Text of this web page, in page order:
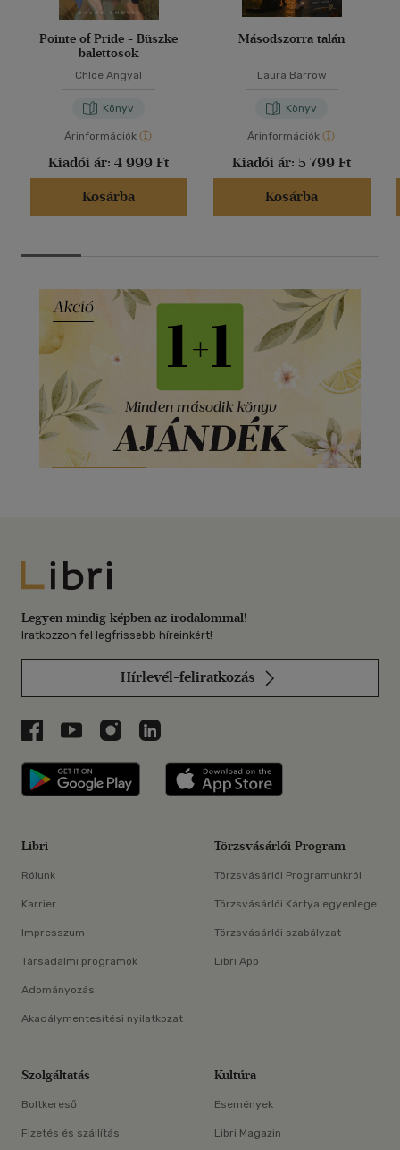
Pointe of Pride - Büszke
balettosok
Chloe Angyal
Könyv
Árinformációk
Kiadói ár: 4 999 Ft
Kosárba
Másodszorra talán
Laura Barrow
Könyv
Árinformációk
Kiadói ár: 5 799 Ft
Kosárba
Libri
Legyen mindig képben az irodalommal!
Iratkozzon fel legfrissebb híreinkért!
Hírlevél-feliratkozás
Libri a Facebookon
Libri a Youtube-on
Libri az Instagramon
Libri a LinkedInen
Libri applikáció Szerezd meg: Google
Libri
Rólunk
Karrier
Impresszum
Társadalmi programok
Adományozás
Akadálymentesítési nyilatkozat
Törzsvásárlói Program
Törzsvásárlói Programunkról
Törzsvásárlói Kártya egyenlege
Törzsvásárlói szabályzat
Libri App
Szolgáltatás
Boltkereső
Fizetés és szállítás
Kultúra
Események
Libri Magazin